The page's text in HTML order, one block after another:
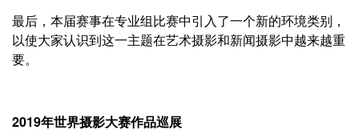
最后，本届赛事在专业组比赛中引入了一个新的环境类别，
以使大家认识到这一主题在艺术摄影和新闻摄影中越来越重
要。
2019年世界摄影大赛作品巡展